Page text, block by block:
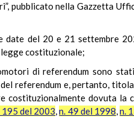
pubblicato nella Gazzetta
date del 20 e 21 settembre
costituzionale;
di referendum sono
referendum e, pertanto,
costituzionalmente dovuta la
195 del 2003,n. 49 del 1998,n.